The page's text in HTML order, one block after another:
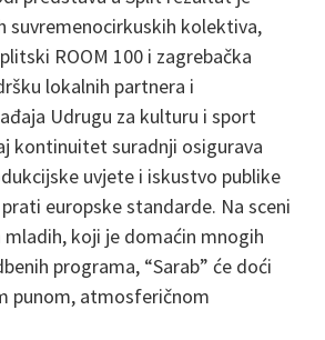
suvremenocirkuskih kolektiva,
ROOM 100 i zagrebačka
lokalnih partnera i
Udrugu za kulturu i sport
kontinuitet suradnji osigurava
uvjete i iskustvo publike
europske standarde. Na sceni
koji je domaćin mnogih
programa, “Sarab” će doći
punom, atmosferičnom